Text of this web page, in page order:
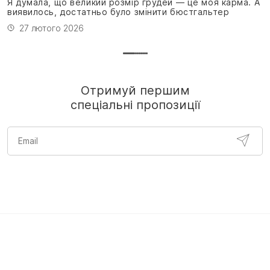
виявилось, достатньо було змінити бюстгальтер
27 лютого 2026
Отримуй першим
спеціальні пропозиції